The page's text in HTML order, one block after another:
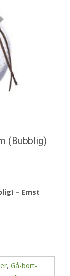
(Bubblig)
– Ernst
, Gå-bort-